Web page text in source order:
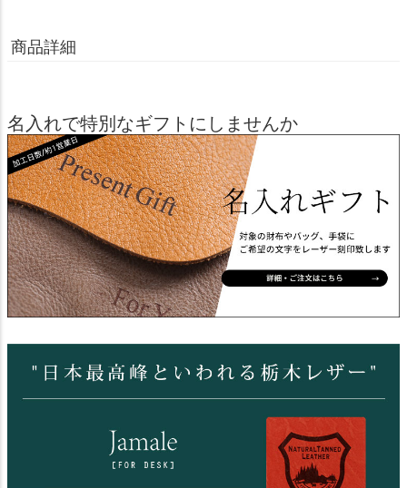
商品詳細
名入れで特別なギフトにしませんか